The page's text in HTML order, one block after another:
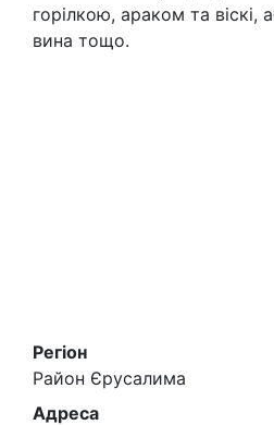
горілкою, араком та віскі,
вина тощо.
Регіон
Район Єрусалима
Адреса